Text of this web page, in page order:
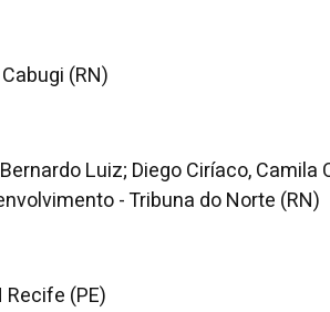
(RN)
Luiz; Diego Ciríaco,
- Tribuna do Norte (RN)
(PE)